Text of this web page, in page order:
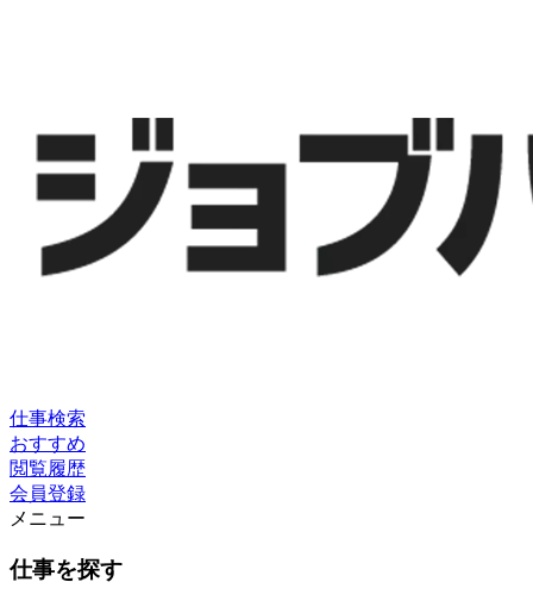
仕事検索
おすすめ
閲覧履歴
会員登録
メニュー
仕事を探す